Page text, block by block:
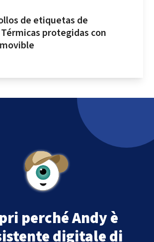
de etiquetas de
protegidas con
perché Andy è
digitale di